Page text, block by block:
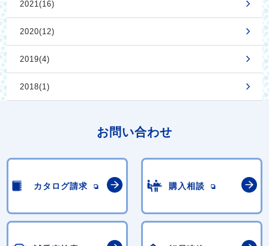
2021(16)
2020(12)
2019(4)
2018(1)
お問い合わせ
カタログ請求 購入相談